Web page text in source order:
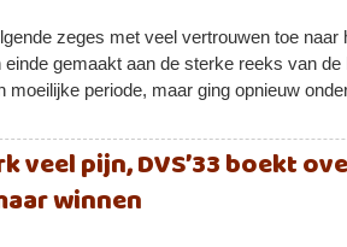
zeges met veel vertrouwen toe naar
gemaakt aan de sterke reeks van
moeilijke periode, maar ging opnieuw
veel pijn, DVS’33 boekt
winnen